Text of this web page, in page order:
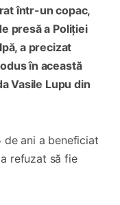
într-un copac,
presă a Poliției
a precizat
în această
Vasile Lupu din
ani a beneficiat
refuzat să fie